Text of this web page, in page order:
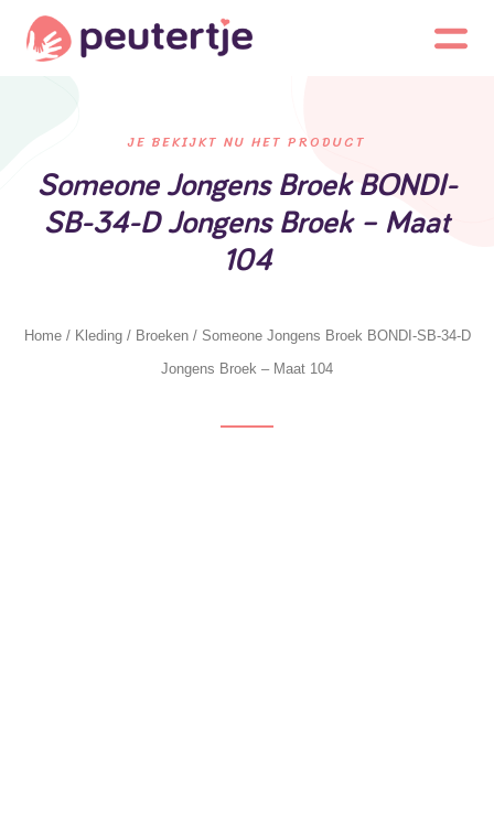
JE BEKIJKT NU HET PRODUCT
Someone Jongens Broek BONDI-
SB-34-D Jongens Broek – Maat
104
Home/ Kleding/ Broeken/ Someone Jongens Broek BONDI-SB-34-D
Jongens Broek – Maat 104